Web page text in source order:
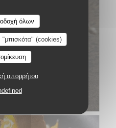
όλων
(cookies)
απορρήτου